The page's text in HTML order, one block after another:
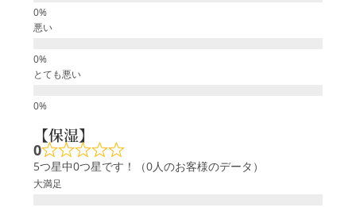
悪い
とても悪い
【保湿】
0
5つ星中0つ星です！（0人のお客様のデータ）
大満足